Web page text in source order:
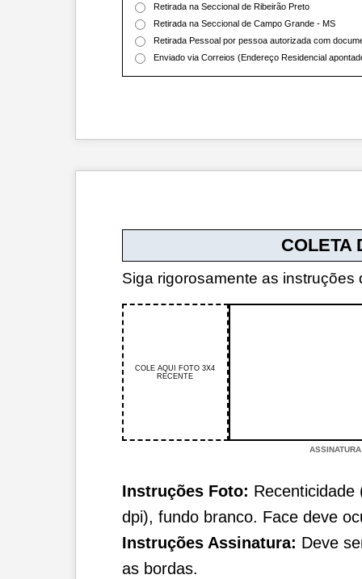
Retirada na Seccional de Ribeirão Preto
Retirada na Seccional de Campo Grande - MS
Retirada Pessoal por pessoa autorizada com
Enviado via Correios (Endereço Residencial
COLETA
Siga rigorosamente as
COLE AQUI FOTO 3X4
RECENTE
Instruções Foto:
dpi), fundo branco. Face deve
Instruções Assinatura: Deve
as bordas.